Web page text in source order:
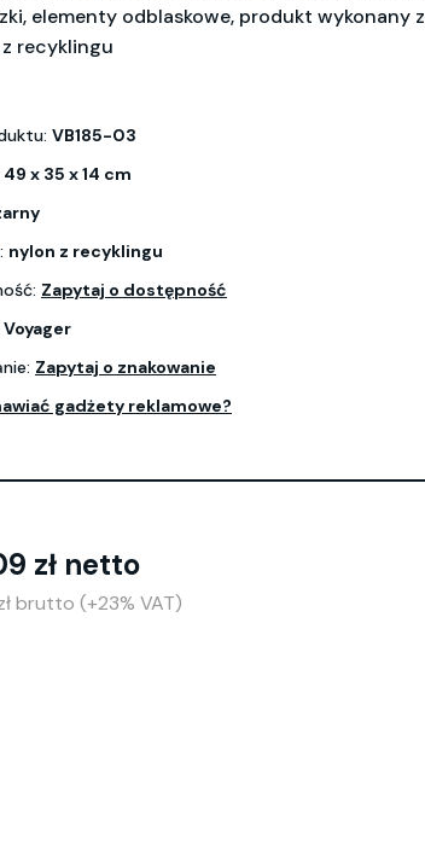
elementy odblaskowe, produkt wykonany z
recyklingu
VB185-03
49 x 35 x 14 cm
nylon z recyklingu
Zapytaj o dostępność
Voyager
Zapytaj o znakowanie
gadżety reklamowe?
zł netto
brutto (+23% VAT)